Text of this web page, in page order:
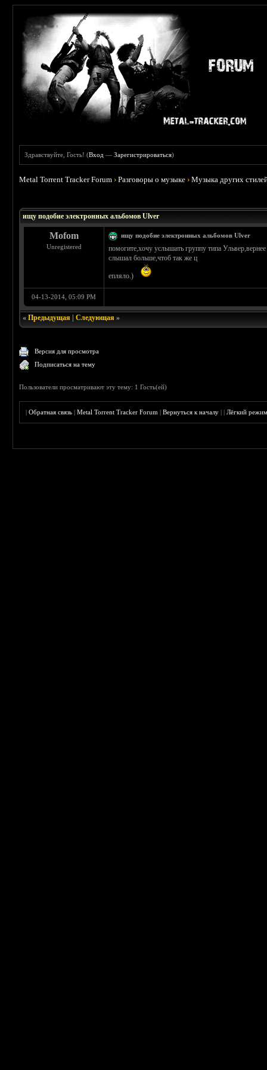
Здравствуйте, Гость! (Вход —Зарегистрироваться)
Metal Torrent Tracker Forum ›Разговоры о музыке ›Музыка других
ищу подобие электронных альбомов Ulver
Mofom
Unregistered
ищу подобие электронных альбомов Ulver
помогите,хочу услышать группу типа
слышал больше,чтоб так же ц
епляло.)
04-13-2014, 05:09 PM
«Предыдущая |Следующая »
Версия для просмотра
Подписаться на тему
Пользователи просматривают эту тему: 1 Гость(ей)
|Обратная связь |Metal Torrent Tracker Forum |Вернуться к началу ||Лёгкий